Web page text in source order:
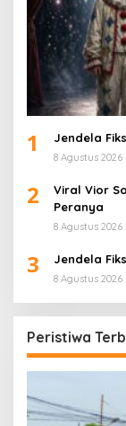
1 Jendela
8 Agustus 2026
2
Viral Vior
Peranya
8 Agustus 2026
3 Jendela
8 Agustus 2026
Peristiwa